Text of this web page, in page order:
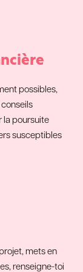
possibles,
la poursuite
susceptibles
mets en
renseigne-toi